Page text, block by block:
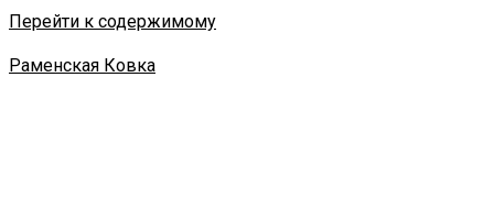
Перейти к содержимому
Раменская Ковка